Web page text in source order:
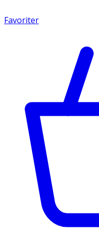
Favoriter